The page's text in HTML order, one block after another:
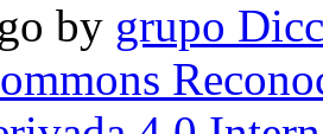
by grupo